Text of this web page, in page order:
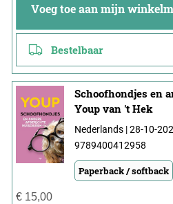
Voeg toe aan mijn
Bestelbaar
Youp van 't Hek
Nederlands | 28-10-
9789400412958
Paperback / softback
€15,00